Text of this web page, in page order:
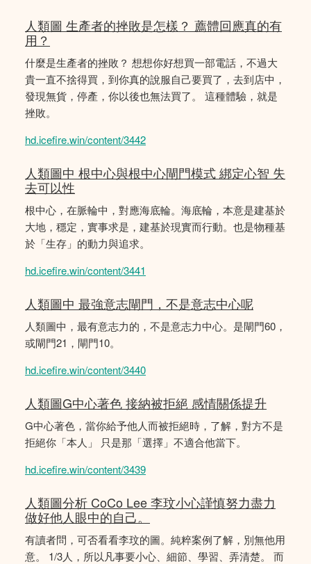
人類圖 生產者的挫敗是怎樣？ 薦體回應真的有
用？
什麼是生產者的挫敗？ 想想你好想買一部電話，不過大
貴一直不捨得買，到你真的說服自己要買了，去到店中，
發現無貨，停產，你以後也無法買了。 這種體驗，就是
挫敗。
hd.icefire.win/content/3442
人類圖中 根中心與根中心閘門模式 綁定心智 失
去可以性
根中心，在脈輪中，對應海底輪。海底輪，本意是建基於
大地，穩定，實事求是，建基於現實而行動。也是物種基
於「生存」的動力與追求。
hd.icefire.win/content/3441
人類圖中 最強意志閘門，不是意志中心呢
人類圖中，最有意志力的，不是意志力中心。是閘門60，
或閘門21，閘門10。
hd.icefire.win/content/3440
人類圖G中心著色 接納被拒絕 感情關係提升
G中心著色，當你給予他人而被拒絕時，了解，對方不是
拒絕你「本人」 只是那「選擇」不適合他當下。
hd.icefire.win/content/3439
人類圖分析 CoCo Lee 李玟小心謹慎努力盡力
做好他人眼中的自己。
有讀者問，可否看看李玟的圖。純粹案例了解，別無他用
意。 1/3人，所以凡事要小心、細節、學習、弄清楚。 而